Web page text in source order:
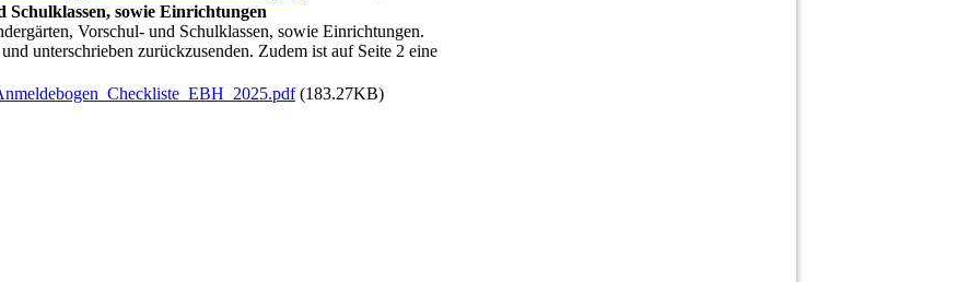
sowie Einrichtungen
Vorschul- und Schulklassen, sowie Einrichtungen.
unterschrieben zurückzusenden. Zudem ist auf Seite 2 eine
(183.27KB)